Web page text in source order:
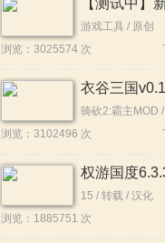
游戏工具 / 原创
浏览：3025574 次
骑砍2:霸主MOD /
浏览：3102496 次
15 / 转载 / 汉化
浏览：1885751 次